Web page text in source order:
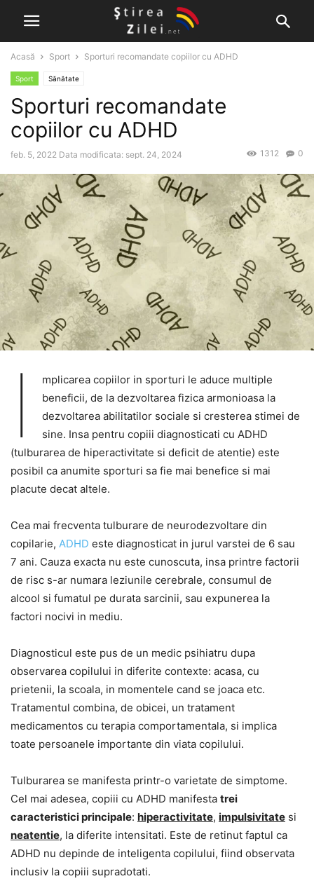
Acasă Sport Sporturi recomandate copiilor cu ADHD
Sport Sănătate
Sporturi recomandate
copiilor cu ADHD
feb. 5, 2022 Data modificata: sept. 24, 2024 0
1312
I
mplicarea copiilor in sporturi le aduce multiple
beneficii, de la dezvoltarea fizica armonioasa la
dezvoltarea abilitatilor sociale si cresterea stimei de
sine. Insa pentru copiii diagnosticati cu ADHD
(tulburarea de hiperactivitate si deficit de atentie) este
posibil ca anumite sporturi sa fie mai benefice si mai
placute decat altele.
Cea mai frecventa tulburare de neurodezvoltare din
copilarie, ADHD este diagnosticat in jurul varstei de 6 sau
7 ani. Cauza exacta nu este cunoscuta, insa printre factorii
de risc s-ar numara leziunile cerebrale, consumul de
alcool si fumatul pe durata sarcinii, sau expunerea la
factori nocivi in mediu.
Diagnosticul este pus de un medic psihiatru dupa
observarea copilului in diferite contexte: acasa, cu
prietenii, la scoala, in momentele cand se joaca etc.
Tratamentul combina, de obicei, un tratament
medicamentos cu terapia comportamentala, si implica
toate persoanele importante din viata copilului.
Tulburarea se manifesta printr-o varietate de simptome.
Cel mai adesea, copiii cu ADHD manifesta trei
caracteristici principale: hiperactivitate, impulsivitate si
neatentie, la diferite intensitati. Este de retinut faptul ca
ADHD nu depinde de inteligenta copilului, fiind observata
inclusiv la copiii supradotati.